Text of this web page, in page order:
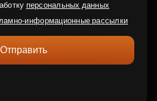
персональных данных
информационные рассылки
Отправить